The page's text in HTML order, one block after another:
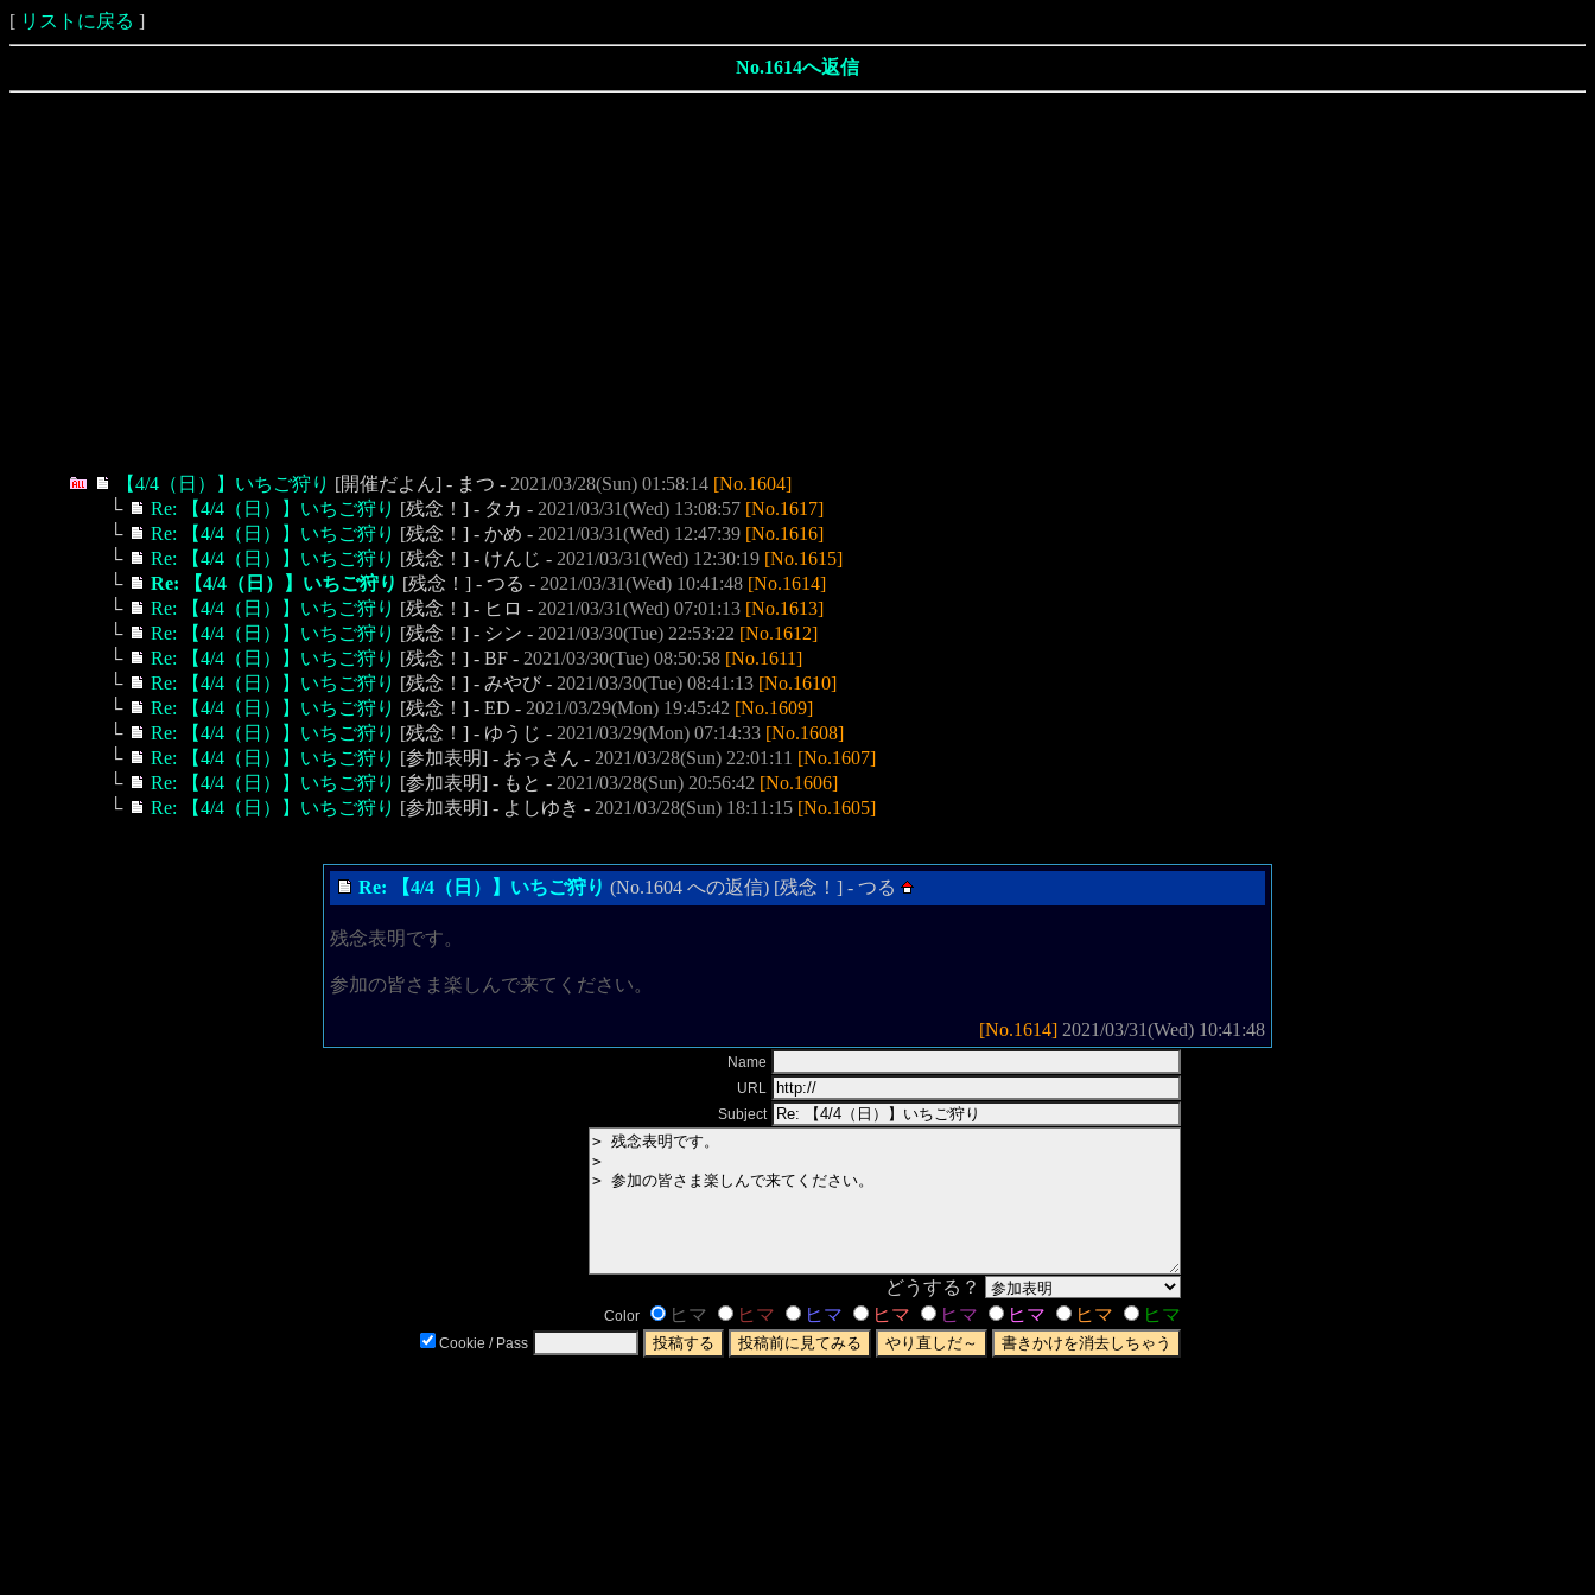
[ リストに戻る ]
No.1614へ返信
【4/4（日）】いちご狩り [開催だよん] - まつ - 2021/03/28(Sun) 01:58:14 [No.1604]
└
Re: 【4/4（日）】いちご狩り [残念！] - タカ - 2021/03/31(Wed) 13:08:57 [No.1617]
└
Re: 【4/4（日）】いちご狩り [残念！] - かめ - 2021/03/31(Wed) 12:47:39 [No.1616]
└
Re: 【4/4（日）】いちご狩り [残念！] - けんじ - 2021/03/31(Wed) 12:30:19 [No.1615]
└
Re: 【4/4（日）】いちご狩り [残念！] - つる - 2021/03/31(Wed) 10:41:48 [No.1614]
└
Re: 【4/4（日）】いちご狩り [残念！] - ヒロ - 2021/03/31(Wed) 07:01:13 [No.1613]
└
Re: 【4/4（日）】いちご狩り [残念！] - シン - 2021/03/30(Tue) 22:53:22 [No.1612]
└
Re: 【4/4（日）】いちご狩り [残念！] - BF - 2021/03/30(Tue) 08:50:58 [No.1611]
└
Re: 【4/4（日）】いちご狩り [残念！] - みやび - 2021/03/30(Tue) 08:41:13 [No.1610]
└
Re: 【4/4（日）】いちご狩り [残念！] - ED - 2021/03/29(Mon) 19:45:42 [No.1609]
└
Re: 【4/4（日）】いちご狩り [残念！] - ゆうじ - 2021/03/29(Mon) 07:14:33 [No.1608]
└
Re: 【4/4（日）】いちご狩り [参加表明] - おっさん - 2021/03/28(Sun) 22:01:11 [No.1607]
└
Re: 【4/4（日）】いちご狩り [参加表明] - もと - 2021/03/28(Sun) 20:56:42 [No.1606]
└
Re: 【4/4（日）】いちご狩り [参加表明] - よしゆき - 2021/03/28(Sun) 18:11:15 [No.1605]
Re: 【4/4（日）】いちご狩り (No.1604 への返信) [残念！] - つる
残念表明です。
参加の皆さま楽しんで来てください。
[No.1614] 2021/03/31(Wed) 10:41:48
Name
URL
Subject
どうする？
Color ヒマ ヒマ ヒマ ヒマ ヒマ ヒマ ヒマ ヒマ
Cookie / Pass